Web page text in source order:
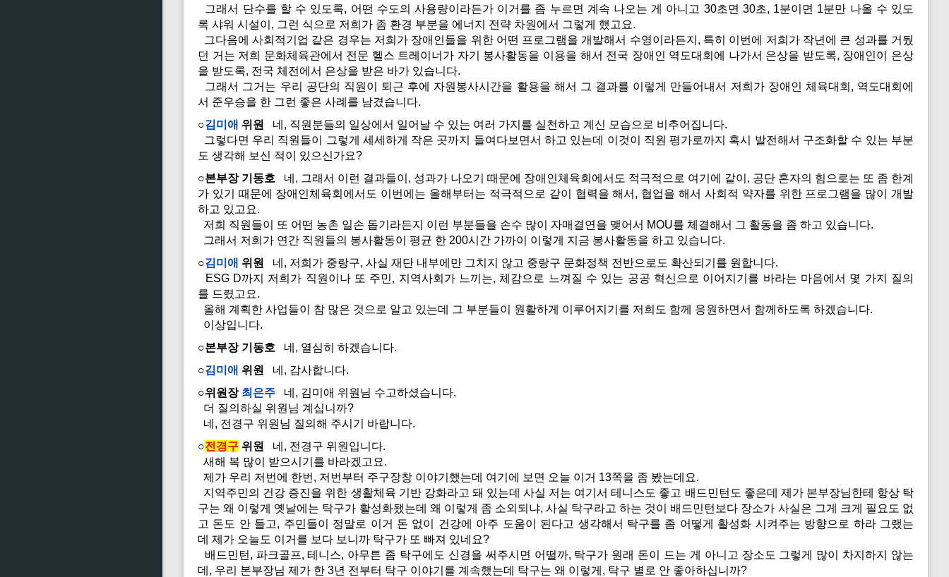
그래서 단수를 할 수 있도록, 어떤 수도의 사용량이라든가 이거를 좀 누르면 계속 나오는 게 아니고 30초면 30초, 1분이면 1분만 나올 수 있도
록 샤워 시설이, 그런 식으로 저희가 좀 환경 부분을 에너지 전략 차원에서 그렇게 했고요.
그다음에 사회적기업 같은 경우는 저희가 장애인들을 위한 어떤 프로그램을 개발해서 수영이라든지, 특히 이번에 저희가 작년에 큰 성과를 거뒀
던 거는 저희 문화체육관에서 전문 헬스 트레이너가 자기 봉사활동을 이용을 해서 전국 장애인 역도대회에 나가서 은상을 받도록, 장애인이 은상
을 받도록, 전국 체전에서 은상을 받은 바가 있습니다.
그래서 그거는 우리 공단의 직원이 퇴근 후에 자원봉사시간을 활용을 해서 그 결과를 이렇게 만들어내서 저희가 장애인 체육대회, 역도대회에
서 준우승을 한 그런 좋은 사례를 남겼습니다.
○김미애 위원
네, 직원분들의 일상에서 일어날 수 있는 여러 가지를 실천하고 계신 모습으로 비추어집니다.
그렇다면 우리 직원들이 그렇게 세세하게 작은 곳까지 들여다보면서 하고 있는데 이것이 직원 평가로까지 혹시 발전해서 구조화할 수 있는 부분
도 생각해 보신 적이 있으신가요?
○본부장 기동호 네, 그래서 이런 결과들이, 성과가 나오기 때문에 장애인체육회에서도 적극적으로 여기에 같이, 공단 혼자의 힘으로는 또 좀 한계
가 있기 때문에 장애인체육회에서도 이번에는 올해부터는 적극적으로 같이 협력을 해서, 협업을 해서 사회적 약자를 위한 프로그램을 많이 개발
하고 있고요.
저희 직원들이 또 어떤 농촌 일손 돕기라든지 이런 부분들을 손수 많이 자매결연을 맺어서 MOU를 체결해서 그 활동을 좀 하고 있습니다.
그래서 저희가 연간 직원들의 봉사활동이 평균 한 200시간 가까이 이렇게 지금 봉사활동을 하고 있습니다.
○김미애 위원
네, 저희가 중랑구, 사실 재단 내부에만 그치지 않고 중랑구 문화정책 전반으로도 확산되기를 원합니다.
ESG D까지 저희가 직원이나 또 주민, 지역사회가 느끼는, 체감으로 느껴질 수 있는 공공 혁신으로 이어지기를 바라는 마음에서 몇 가지 질의
를 드렸고요.
올해 계획한 사업들이 참 많은 것으로 알고 있는데 그 부분들이 원활하게 이루어지기를 저희도 함께 응원하면서 함께하도록 하겠습니다.
이상입니다.
○본부장 기동호 네, 열심히 하겠습니다.
○김미애 위원
네, 감사합니다.
○위원장 최은주 네, 김미애 위원님 수고하셨습니다.
더 질의하실 위원님 계십니까?
네, 전경구 위원님 질의해 주시기 바랍니다.
○전경구 위원
네, 전경구 위원입니다.
새해 복 많이 받으시기를 바라겠고요.
제가 우리 저번에 한번, 저번부터 주구장창 이야기했는데 여기에 보면 오늘 이거 13쪽을 좀 봤는데요.
지역주민의 건강 증진을 위한 생활체육 기반 강화라고 돼 있는데 사실 저는 여기서 테니스도 좋고 배드민턴도 좋은데 제가 본부장님한테 항상 탁
구는 왜 이렇게 옛날에는 탁구가 활성화됐는데 왜 이렇게 좀 소외되냐, 사실 탁구라고 하는 것이 배드민턴보다 장소가 사실은 그게 크게 필요도 없
고 돈도 안 들고, 주민들이 정말로 이거 돈 없이 건강에 아주 도움이 된다고 생각해서 탁구를 좀 어떻게 활성화 시켜주는 방향으로 하라 그랬는
데 제가 오늘도 이거를 보다 보니까 탁구가 또 빠져 있네요?
배드민턴, 파크골프, 테니스, 아무튼 좀 탁구에도 신경을 써주시면 어떨까, 탁구가 원래 돈이 드는 게 아니고 장소도 그렇게 많이 차지하지 않는
데, 우리 본부장님 제가 한 3년 전부터 탁구 이야기를 계속했는데 탁구는 왜 이렇게, 탁구 별로 안 좋아하십니까?